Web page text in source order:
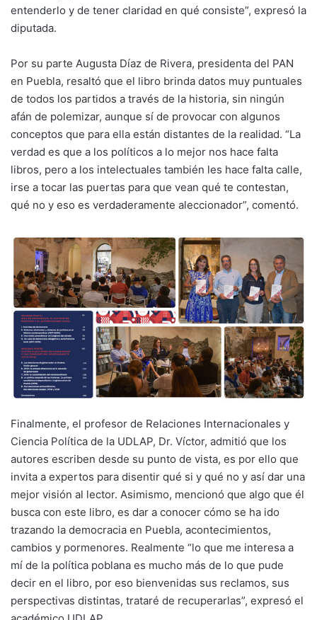
entenderlo y de tener claridad en qué consiste”, expresó la
diputada.
Por su parte Augusta Díaz de Rivera, presidenta del PAN
en Puebla, resaltó que el libro brinda datos muy puntuales
de todos los partidos a través de la historia, sin ningún
afán de polemizar, aunque sí de provocar con algunos
conceptos que para ella están distantes de la realidad. “La
verdad es que a los políticos a lo mejor nos hace falta
libros, pero a los intelectuales también les hace falta calle,
irse a tocar las puertas para que vean qué te contestan,
qué no y eso es verdaderamente aleccionador”, comentó.
Finalmente, el profesor de Relaciones Internacionales y
Ciencia Política de la UDLAP, Dr. Víctor, admitió que los
autores escriben desde su punto de vista, es por ello que
invita a expertos para disentir qué si y qué no y así dar una
mejor visión al lector. Asimismo, mencionó que algo que él
busca con este libro, es dar a conocer cómo se ha ido
trazando la democracia en Puebla, acontecimientos,
cambios y pormenores. Realmente “lo que me interesa a
mí de la política poblana es mucho más de lo que pude
decir en el libro, por eso bienvenidas sus reclamos, sus
perspectivas distintas, trataré de recuperarlas”, expresó el